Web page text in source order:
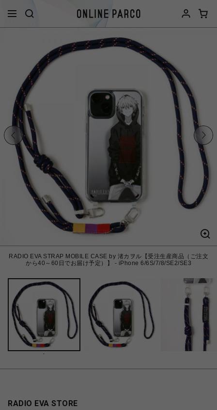
RADIO EVA STRAP MOBILE CASE by 渚カヲル【受注生産商品（ご注文
から40～60日でお届け予定）】 - iPhone 6/6S/7/8/SE2/SE3
-
RADIO EVA STORE